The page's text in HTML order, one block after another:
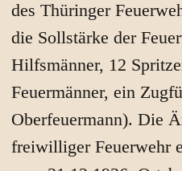
des Thüringer
die Sollstärke der
Hilfsmänner, 12
Feuermänner, ein
Oberfeuermann). Die
freiwilliger Feuerwehr